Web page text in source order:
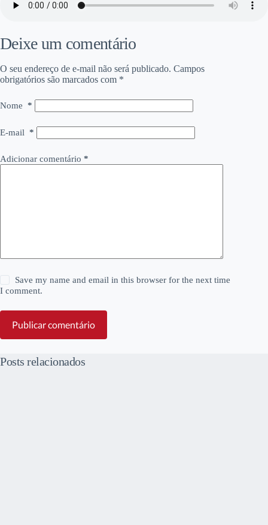
Deixe um comentário
O seu endereço de e-mail não será publicado. Campos
obrigatórios são marcados com *
Nome *
E-mail *
Adicionar comentário *
Save my name and email in this browser for the next time
I comment.
Publicar comentário
Posts relacionados